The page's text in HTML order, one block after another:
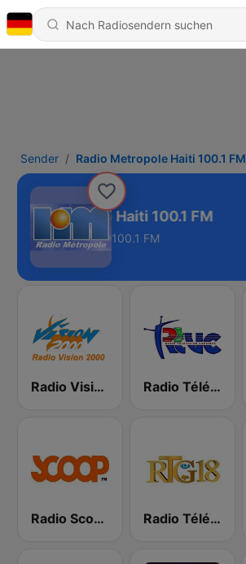
Sender Radio Metropole Haiti 100.1 FM
Metropole Haiti 100.1 FM
100.1 FM
Radio Vision 2000 Radio Télévision Caraibes
Radio Scoop FM Radio Télé Ginen